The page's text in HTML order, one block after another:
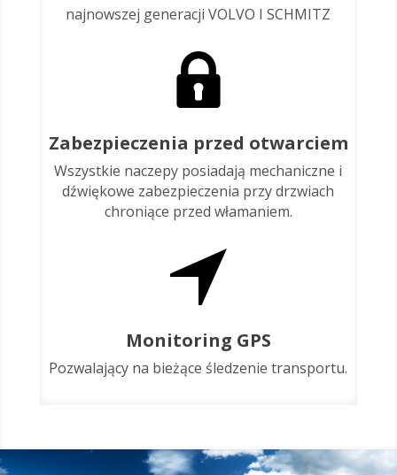
najnowszej generacji VOLVO I SCHMITZ
Zabezpieczenia przed otwarciem
Wszystkie naczepy posiadają mechaniczne i
dźwiękowe zabezpieczenia przy drzwiach
chroniące przed włamaniem.
Monitoring GPS
Pozwalający na bieżące śledzenie transportu.